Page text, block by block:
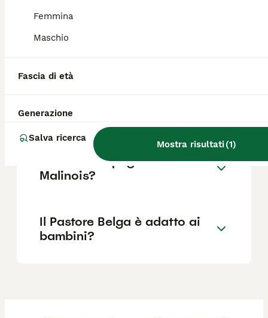
Femmina
Maschio
Fascia di età
Generazione
Salva ricerca
Mostra risultati(1)
Il Pastore Belga può vivere in
Pastore Belga Malinois?
Quanto è impegnativo un
Malinois?
Il Pastore Belga è adatto ai
bambini?